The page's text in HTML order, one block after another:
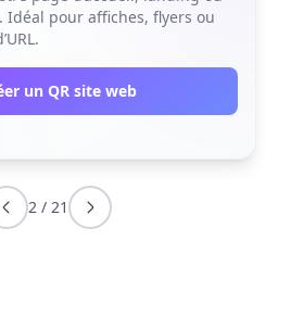
Idéal pour affiches, flyers ou
un QR site web
2/ 21